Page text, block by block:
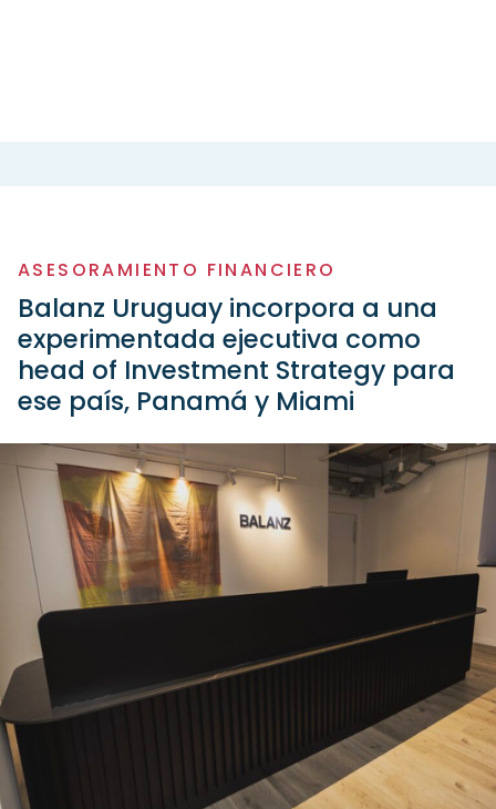
ASESORAMIENTO FINANCIERO
Balanz Uruguay incorpora a una
experimentada ejecutiva como
head of Investment Strategy para
ese país, Panamá y Miami